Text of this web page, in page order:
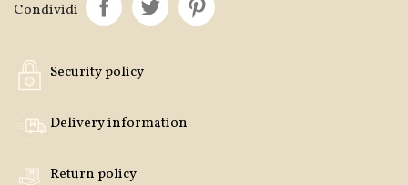
Condividi
Security policy
Delivery information
Return policy